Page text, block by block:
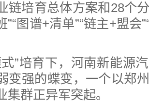
链培育总体方案和28个
”“图谱+清单”“链主+盟会
培育下，河南新能源汽
变强的蝶变，一个以郑
集群正异军突起。